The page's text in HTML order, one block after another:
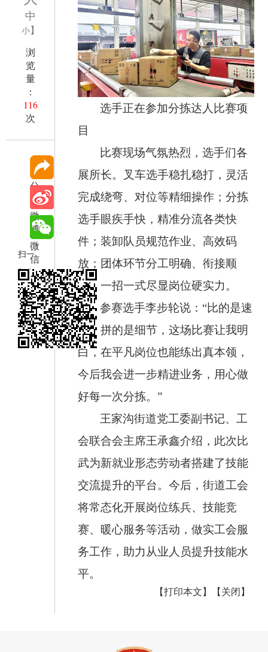
中
小】
浏
览
量
：
116
次
分
享
微
博
微
信
扫一
扫在
手机
打开
当前
页
选手正在参加分拣达人比赛项
目
比赛现场气氛热烈，选手们各
展所长。叉车选手稳扎稳打，灵活
完成绕弯、对位等精细操作；分拣
选手眼疾手快，精准分流各类快
件；装卸队员规范作业、高效码
放；团体环节分工明确、衔接顺
畅，一招一式尽显岗位硬实力。
参赛选手李步轮说：“比的是速
度，拼的是细节，这场比赛让我明
白，在平凡岗位也能练出真本领，
今后我会进一步精进业务，用心做
好每一次分拣。”
王家沟街道党工委副书记、工
会联合会主席王承鑫介绍，此次比
武为新就业形态劳动者搭建了技能
交流提升的平台。今后，街道工会
将常态化开展岗位练兵、技能竞
赛、暖心服务等活动，做实工会服
务工作，助力从业人员提升技能水
平。
【打印本文】
【关闭】